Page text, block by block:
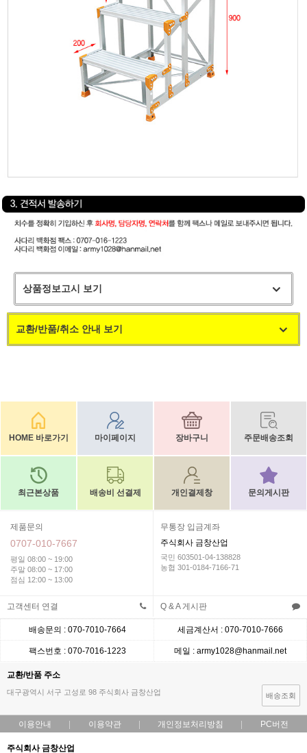
상품정보고시 보기
교환/반품/취소 안내 보기
HOME 바로가기 마이페이지 장바구니 주문배송조회
최근본상품 배송비 선결제 개인결제창 문의게시판
제품문의
0707-010-7667
평일 08:00 ~ 19:00
주말 08:00 ~ 17:00
점심 12:00 ~ 13:00
무통장 입금계좌
주식회사 금창산업
국민 603501-04-138828
농협 301-0184-7166-71
고객센터 연결 Q & A 게시판
배송문의 : 070-7010-7664 세금계산서 : 070-7010-7666
팩스번호 : 070-7016-1223 메일 : army1028@hanmail.net
교환/반품 주소
대구광역시 서구 고성로 98 주식회사 금창산업 배송조회
이용안내 이용약관 개인정보처리방침 PC버전
주식회사 금창산업